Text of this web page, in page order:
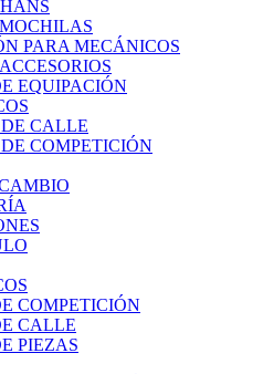
PARA MECÁNICOS
EQUIPACIÓN
CALLE
COMPETICIÓN
COMPETICIÓN
CALLE
PIEZAS